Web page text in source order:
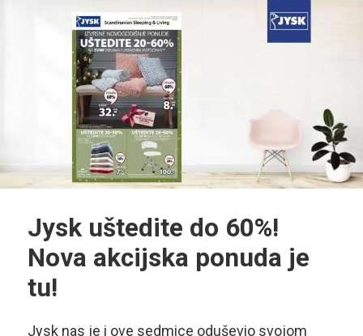
Jysk uštedite do 60%!
Nova akcijska ponuda je
tu!
Jysk nas je i ove sedmice oduševio svojom